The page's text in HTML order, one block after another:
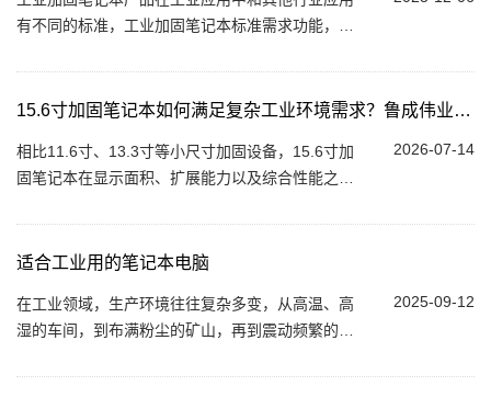
有不同的标准，工业加固笔记本标准需求功能，工
的工业加固笔记本？ 1、支持三防加固 工业...
15.6寸加固笔记本如何满足复杂工业环境需求？鲁成伟业提供全场
2026-07-14
相比11.6寸、13.3寸等小尺寸加固设备，15.6寸加
固笔记本在显示面积、扩展能力以及综合性能之间
设备连接的工业现场。 大尺寸屏幕提升现场数据
处...
适合工业用的笔记本电脑
2025-09-12
在工业领域，生产环境往往复杂多变，从高温、高
湿的车间，到布满粉尘的矿山，再到震动频繁的施
定运行，而工业用笔记本电脑的诞生，解决了...